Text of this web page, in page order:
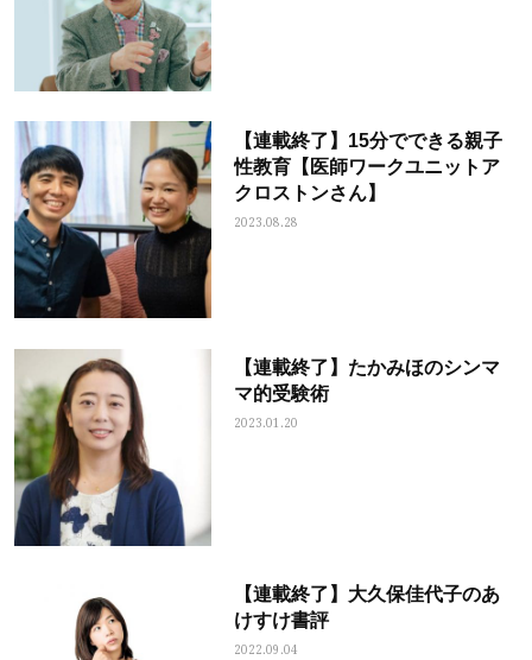
【連載終了】15分でできる親子
性教育【医師ワークユニットア
クロストンさん】
2023.08.28
【連載終了】たかみほのシンマ
マ的受験術
2023.01.20
【連載終了】大久保佳代子のあ
けすけ書評
2022.09.04